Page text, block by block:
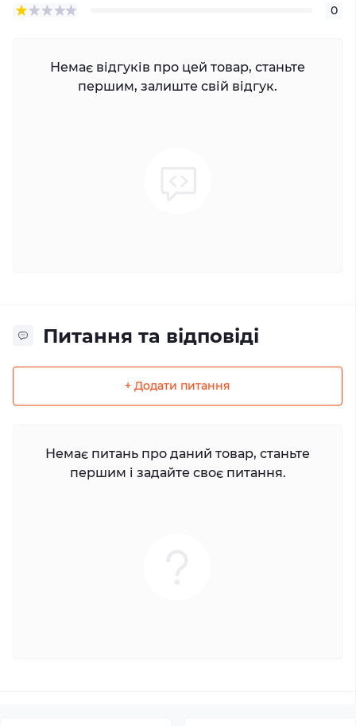
0
Немає відгуків про цей товар, станьте
першим, залиште свій відгук.
Питання та відповіді
+ Додати питання
Немає питань про даний товар, станьте
першим і задайте своє питання.